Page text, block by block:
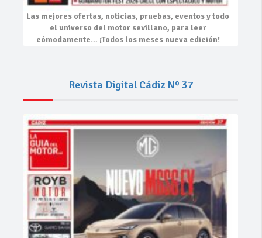
Las mejores ofertas, noticias, pruebas, eventosy todo
el universo del motor sevillano, para leer
cómodamente… ¡Todos los meses nueva edición!
Revista Digital Cádiz Nº 37